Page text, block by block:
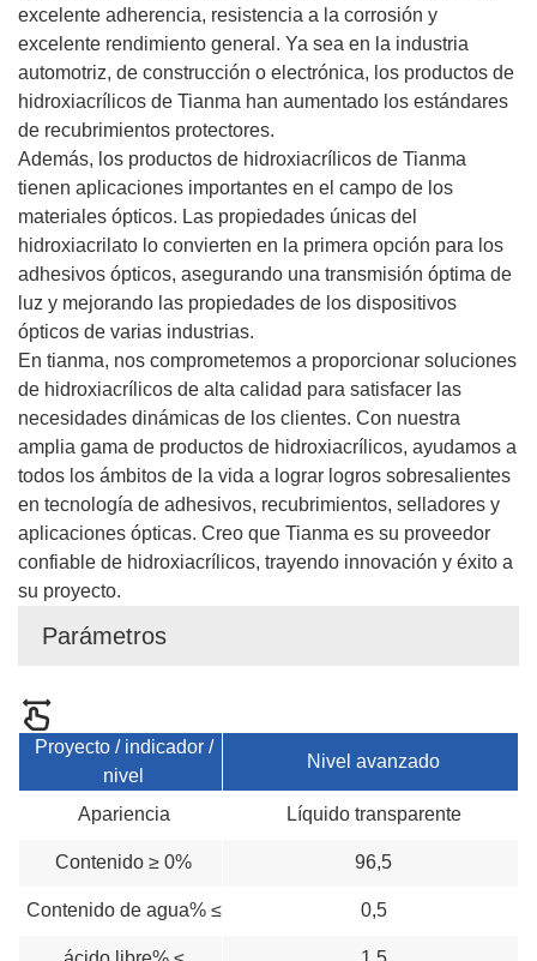
excelente adherencia, resistencia a la corrosión y
excelente rendimiento general. Ya sea en la industria
automotriz, de construcción o electrónica, los productos de
hidroxiacrílicos de Tianma han aumentado los estándares
de recubrimientos protectores.
Además, los productos de hidroxiacrílicos de Tianma
tienen aplicaciones importantes en el campo de los
materiales ópticos. Las propiedades únicas del
hidroxiacrilato lo convierten en la primera opción para los
adhesivos ópticos, asegurando una transmisión óptima de
luz y mejorando las propiedades de los dispositivos
ópticos de varias industrias.
En tianma, nos comprometemos a proporcionar soluciones
de hidroxiacrílicos de alta calidad para satisfacer las
necesidades dinámicas de los clientes. Con nuestra
amplia gama de productos de hidroxiacrílicos, ayudamos a
todos los ámbitos de la vida a lograr logros sobresalientes
en tecnología de adhesivos, recubrimientos, selladores y
aplicaciones ópticas. Creo que Tianma es su proveedor
confiable de hidroxiacrílicos, trayendo innovación y éxito a
su proyecto.
Parámetros
Proyecto / indicador /
nivel
Nivel avanzado
Apariencia Líquido transparente
Contenido ≥ 0% 96,5
Contenido de agua% ≤ 0,5